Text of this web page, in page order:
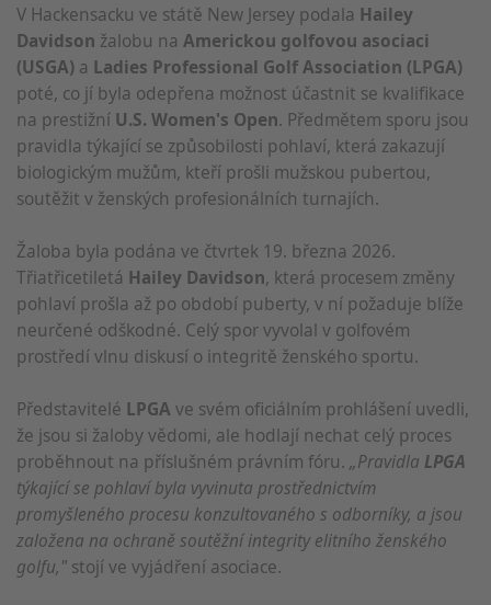
V Hackensacku ve státě New Jersey podala Hailey
Davidson žalobu na Americkou golfovou asociaci
(USGA) a Ladies Professional Golf Association (LPGA)
poté, co jí byla odepřena možnost účastnit se kvalifikace
na prestižní U.S. Women's Open. Předmětem sporu jsou
pravidla týkající se způsobilosti pohlaví, která zakazují
biologickým mužům, kteří prošli mužskou pubertou,
soutěžit v ženských profesionálních turnajích.
Žaloba byla podána ve čtvrtek 19. března 2026.
Třiatřicetiletá Hailey Davidson, která procesem změny
pohlaví prošla až po období puberty, v ní požaduje blíže
neurčené odškodné. Celý spor vyvolal v golfovém
prostředí vlnu diskusí o integritě ženského sportu.
Představitelé LPGA ve svém oficiálním prohlášení uvedli,
že jsou si žaloby vědomi, ale hodlají nechat celý proces
proběhnout na příslušném právním fóru. „Pravidla LPGA
týkající se pohlaví byla vyvinuta prostřednictvím
promyšleného procesu konzultovaného s odborníky, a jsou
založena na ochraně soutěžní integrity elitního ženského
golfu," stojí ve vyjádření asociace.